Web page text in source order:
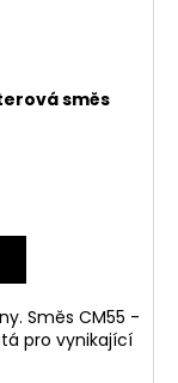
směs
Směs CM55 -
pro vynikající